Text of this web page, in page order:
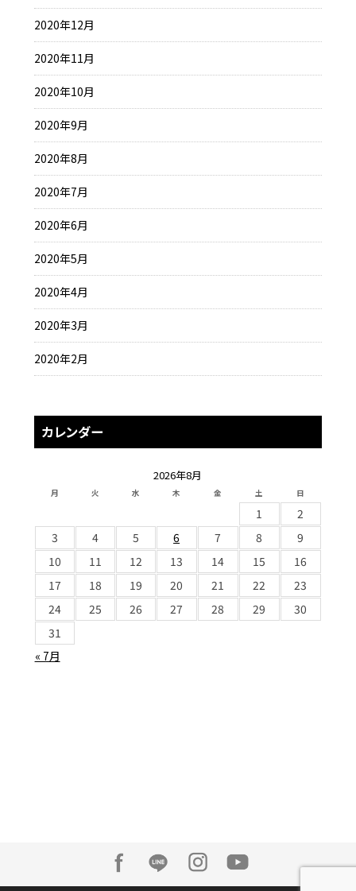
2020年12月
2020年11月
2020年10月
2020年9月
2020年8月
2020年7月
2020年6月
2020年5月
2020年4月
2020年3月
2020年2月
カレンダー
2026年8月
月 火 水 木 金 土 日
« 7月
1
2
3
4 5 6 7 8
9
10
11 12 13 14 15
16
17
18 19 20 21 22
23
24
25 26 27 28 29
30
31